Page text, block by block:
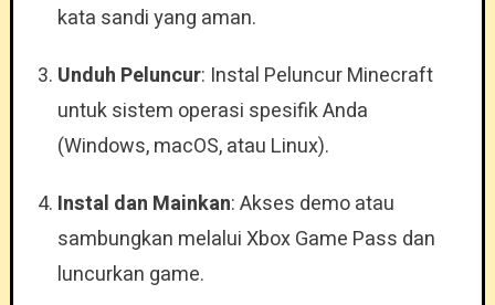
kata sandi yang aman.
Unduh Peluncur: Instal Peluncur Minecraft
untuk sistem operasi spesifik Anda
(Windows, macOS, atau Linux).
Instal dan Mainkan: Akses demo atau
sambungkan melalui Xbox Game Pass dan
luncurkan game.